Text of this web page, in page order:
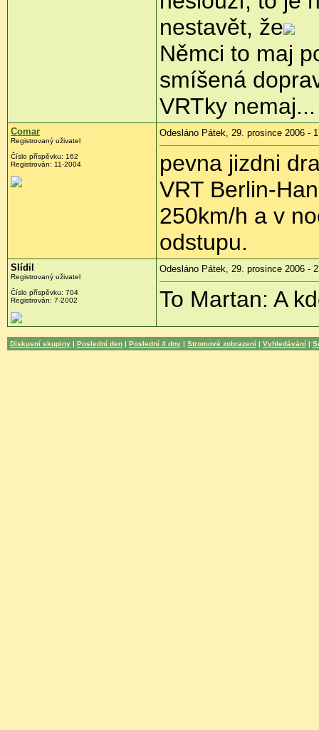
nestavět, že
Němci to maj
smíšená
VRTky nemaj...
Comar
Registrovaný uživatel
Číslo příspěvku: 162
Registrován: 11-2004
Odesláno Pátek, 29. prosince 2006 -
pevna jizdni
VRT Berlin-
250km/h a v
odstupu.
Slídil
Registrovaný uživatel
Číslo příspěvku: 704
Registrován: 7-2002
Odesláno Pátek, 29. prosince 2006 -
To Martan: A
Diskusní skupiny | Poslední den | Poslední 4 dny | Stromové zobrazení | Vyhledávání |